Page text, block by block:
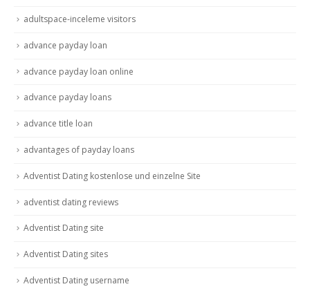
adultspace-inceleme visitors
advance payday loan
advance payday loan online
advance payday loans
advance title loan
advantages of payday loans
Adventist Dating kostenlose und einzelne Site
adventist dating reviews
Adventist Dating site
Adventist Dating sites
Adventist Dating username